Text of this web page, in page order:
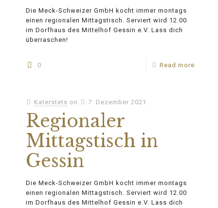
Die Meck-Schweizer GmbH kocht immer montags
einen regionalen Mittagstisch. Serviert wird 12.00
im Dorfhaus des Mittelhof Gessin e.V. Lass dich
überraschen!
0 Read more
Katerstets on 7. Dezember 2021
Regionaler
Mittagstisch in
Gessin
Die Meck-Schweizer GmbH kocht immer montags
einen regionalen Mittagstisch. Serviert wird 12.00
im Dorfhaus des Mittelhof Gessin e.V. Lass dich